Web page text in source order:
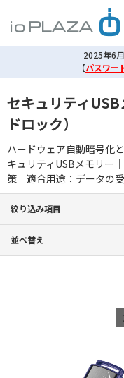
2025年6
【パスワー
セキュリティ
ドロック）
ハードウェア自動暗号化
キュリティUSBメモリー
策｜適合用途：データの
絞り込み項目
並べ替え